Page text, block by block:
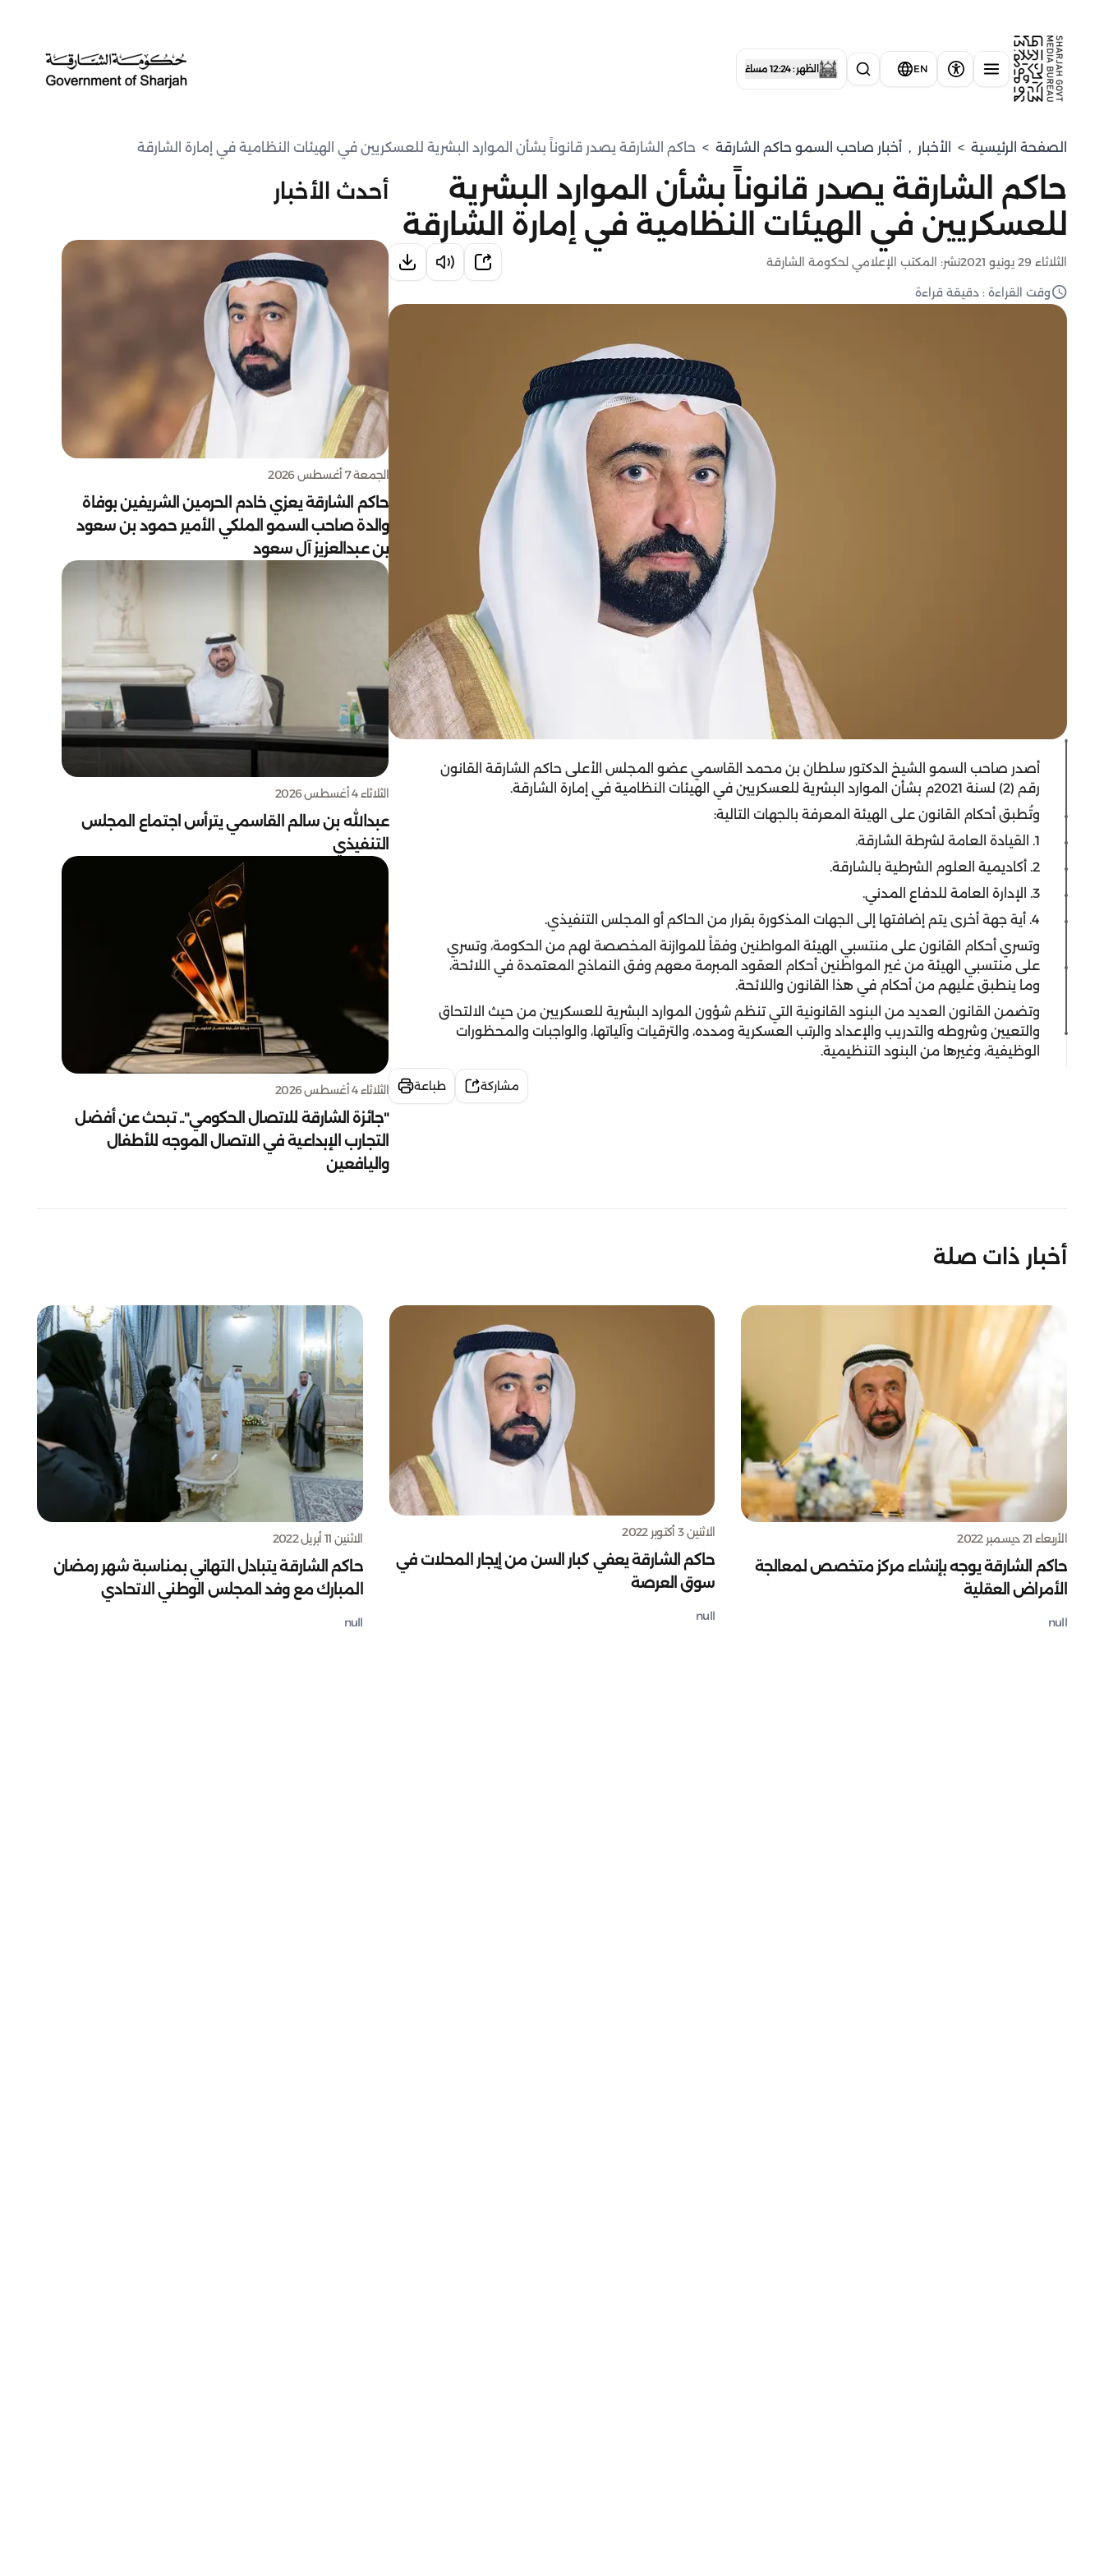
EN الظهر : 12:24 مساءً
الصفحة الرئيسية > الأخبار , أخبار صاحب السمو حاكم الشارقة > حاكم الشارقة يصدر قانوناً بشأن الموارد البشرية للعسكريين في الهيئات النظامية في إمارة الشارقة
حاكم الشارقة يصدر قانوناً بشأن الموارد البشرية
للعسكريين في الهيئات النظامية في إمارة الشارقة
الثلاثاء 29 يونيو 2021 نشر: المكتب الإعلامي لحكومة الشارقة
وقت القراءة : دقيقة قراءة
أصدر صاحب السمو الشيخ الدكتور سلطان بن محمد القاسمي عضو المجلس الأعلى حاكم الشارقة القانون
رقم (2) لسنة 2021م بشأن الموارد البشرية للعسكريين في الهيئات النظامية في إمارة الشارقة.
وتُطبق أحكام القانون على الهيئة المعرفة بالجهات التالية:
1. القيادة العامة لشرطة الشارقة.
2. أكاديمية العلوم الشرطية بالشارقة.
3. الإدارة العامة للدفاع المدني.
4. أية جهة أخرى يتم إضافتها إلى الجهات المذكورة بقرار من الحاكم أو المجلس التنفيذي.
وتسري أحكام القانون على منتسبي الهيئة المواطنين وفقاً للموازنة المخصصة لهم من الحكومة، وتسري
على منتسبي الهيئة من غير المواطنين أحكام العقود المبرمة معهم وفق النماذج المعتمدة في اللائحة،
وما ينطبق عليهم من أحكام في هذا القانون واللائحة.
وتضمن القانون العديد من البنود القانونية التي تنظم شؤون الموارد البشرية للعسكريين من حيث الالتحاق
والتعيين وشروطه والتدريب والإعداد والرتب العسكرية ومدده، والترقيات وآلياتها، والواجبات والمحظورات
الوظيفية، وغيرها من البنود التنظيمية.
مشاركة طباعة
أحدث الأخبار
الجمعة 7 أغسطس 2026
حاكم الشارقة يعزي خادم الحرمين الشريفين بوفاة
والدة صاحب السمو الملكي الأمير حمود بن سعود
بن عبدالعزيز آل سعود
الثلاثاء 4 أغسطس 2026
عبدالله بن سالم القاسمي يترأس اجتماع المجلس
التنفيذي
الثلاثاء 4 أغسطس 2026
"جائزة الشارقة للاتصال الحكومي".. تبحث عن أفضل
التجارب الإبداعية في الاتصال الموجه للأطفال
واليافعين
أخبار ذات صلة
الأربعاء 21 ديسمبر 2022
حاكم الشارقة يوجه بإنشاء مركز متخصص لمعالجة
الأمراض العقلية
null
الاثنين 3 أكتوبر 2022
حاكم الشارقة يعفي كبار السن من إيجار المحلات في
سوق العرصة
null
الاثنين 11 أبريل 2022
حاكم الشارقة يتبادل التهاني بمناسبة شهر رمضان
المبارك مع وفد المجلس الوطني الاتحادي
null